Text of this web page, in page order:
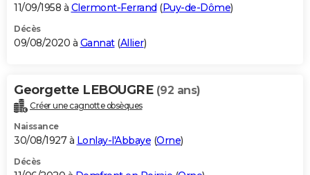
11/09/1958 à Clermont-Ferrand (Puy-de-Dôme)
Décès
09/08/2020 à Gannat(Allier)
Georgette LEBOUGRE (92 ans)
Créer une cagnotte obsèques
Naissance
30/08/1927 à Lonlay-l'Abbaye (Orne)
Décès